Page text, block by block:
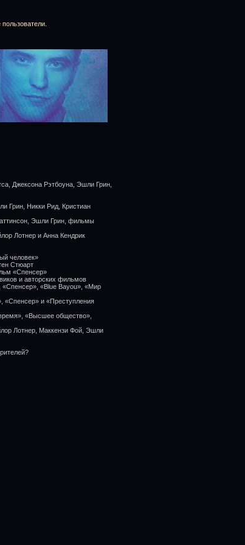
Джексона Рэтбоуна, Эшли Грин,
Грин, Никки Рид, Кристиан
Эшли Грин, фильмы
Лотнер и Анна Кендрик
человек»
Стюарт
«Спенсер»
и авторских фильмов
«Blue Bayou», «Мир
«Спенсер» и «Преступления
«Высшее общество»,
Лотнер, Маккензи Фой, Эшли